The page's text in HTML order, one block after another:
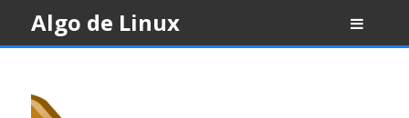
content
Algo de Linux